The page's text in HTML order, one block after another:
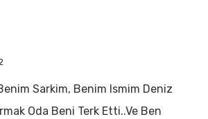
Sarkim, Benim Ismim Deniz
Oda Beni Terk Etti..Ve Ben